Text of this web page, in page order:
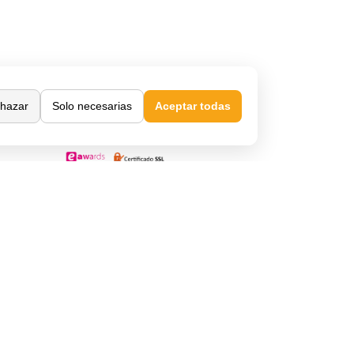
Confianza y seguridad
Solo necesarias Aceptar todas